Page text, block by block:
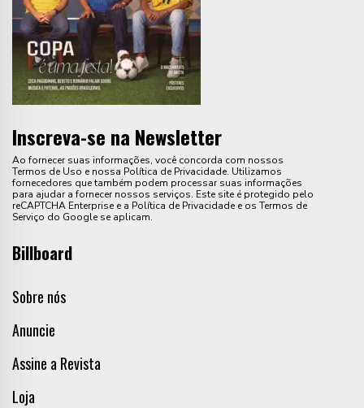
Inscreva-se na Newsletter
Ao fornecer suas informações, você concorda com nossos
Termos de Uso e nossa Política de Privacidade. Utilizamos
fornecedores que também podem processar suas informações
para ajudar a fornecer nossos serviços. Este site é protegido pelo
reCAPTCHA Enterprise e a Política de Privacidade e os Termos de
Serviço do Google se aplicam.
Billboard
Sobre nós
Anuncie
Assine a Revista
Loja